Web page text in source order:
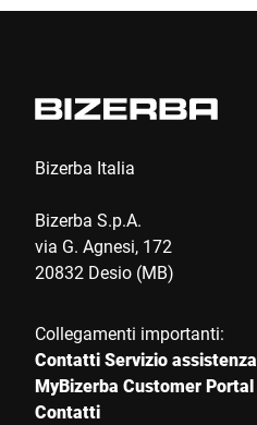
Città *
Paese *
Il tuo messaggio *
Bizerba Italia
Bizerba S.p.A.
via G. Agnesi, 172
20832 Desio (MB)
Collegamenti importanti:
Contatti Servizio assistenza
MyBizerba Customer Portal
Contatti